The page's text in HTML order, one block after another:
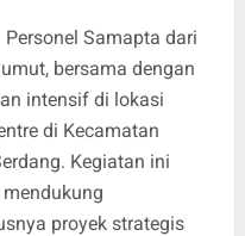
Samapta dari
bersama dengan
intensif di lokasi
di Kecamatan
Kegiatan ini
proyek strategis